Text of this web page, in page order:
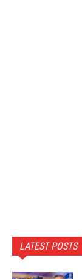
LATEST POSTS